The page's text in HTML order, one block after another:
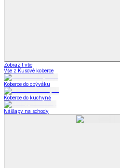
Zobrazit vše
Vše z Kusové koberce
Koberce do obýváku
Koberce do kuchyně
Nášlapy na schody